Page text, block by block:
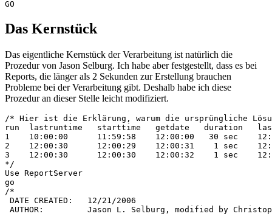
Das Kernstück
Das eigentliche Kernstück der Verarbeitung ist natürlich die
Prozedur von Jason Selburg. Ich habe aber festgestellt, dass es bei
Reports, die länger als 2 Sekunden zur Erstellung brauchen
Probleme bei der Verarbeitung gibt. Deshalb habe ich diese
Prozedur an dieser Stelle leicht modifiziert.
/* Hier ist die Erklärung, warum die ursprüngliche Lösung mit starttime nicht funktioniert, wenn die Reports länger als 2 Sekunden laufen
run  lastruntime   starttime   getdate   duration   lastruntime_afterwards   comment                                   action
1    10:00:00      11:59:58    12:00:00   30 sec    12:00:30                 wait while starttime > lastruntime        mail sent
2    12:00:30      12:00:29    12:00:31    1 sec    12:00:30                 starttime < lastruntime, no wait occurs   mail sent
3    12:00:30      12:00:30    12:00:32    1 sec    12:00:30                 job was already running                   no mail sent
*/
Use ReportServer
go
/*
 DATE CREATED:   12/21/2006
 AUTHOR:         Jason L. Selburg, modified by Christoph Muthmann

 PURPOSE:
    This procedure extends the functionality of the subscription feature in
  Microsoft SQL Reporting Services 2005, allowing the subscriptions to be triggered
  via code.
    The code supplied will function with reports that have one parameter. Reports
  that have multiple parameters must be addressed individually or with another method.
  There are many possible ways to handle multi-parameter reports, which is why it is not addressed here.
  However, one suggestion:
    - Create a subscription table that will hold subscription names and IDs.
    - Create a table to hold subscription IDs mapped to the previous table and hold the parameter names and
      values.
    - These tables would be queried and looped through to populate the parameter XML string below.

 NOTES:
   This procedure does not address "File Server Share" subscriptions.

 PARAMETERS:
   @scheduleName   = This is the NAME that is put into the subject line of the subscription when created.
                     It is STRONGLY suggested that you use a naming convention that will prevent
                     duplicate names.
   @emailTO        = The TO of the email  (not required.)  \
   @emailCC        = The CC of the email  (not required.)  |---One of these are REQUIRED!
   @emailBCC       = The BCC of the email (not required.)  /
   @emailReplyTO   = The reply to address that will appear in the email.
   @emailBODY      = The text in the body of the email.
   @parameterName  = The paramerter name. This MUST match the parameter name in the report definition.
   @parameterValue = The parameter value.
   @sub            = The subject line of the email.

   @renderFormat   = The rendering format of the report.
      VALID VALUES : May be different depending on the installation and configuration
                     of your server,  but these are listed in the "reportServer.config" file.
                     This file is located in a folder similar to
                     "C:\Program Files\Microsoft SQL Server\MSSQL.2\Reporting Services\ReportServer\"
                     XML
                     IMAGE
                     PDF
                     EXCEL
                     CSV

   @exitCode       = The returned integer value of the procedure's execution result.
                   -1  'A recipient is required.'
                   -2  'The subscription does not exist.'
                   -3  'No delivery settings were supplied.'
                   -4  'A data base error occurred inserting the subscription history record.'
                   -5  'A data base error occurred clearing the previous subscription settings.'
                   -6  'A data base error occurred retrieving the TEXT Pointer of the Delivery Values.'
                   -7  'A data base error occurred updating the Delivery settings.'
                   -8  'A data base error occurred retrieving the TEXT Pointer of the Parameter Values.'
                   -9  'A data base error occurred updating the Parameter settings.'
                   -10 'A data base error occurred updating the subscription history record.'
                   -11 'A data base error occurred resetting the previous subscription settings.'

  @exitMessage    = The text description of the failure or success of the